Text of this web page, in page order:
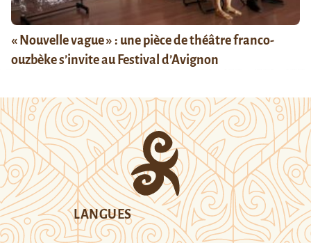
« Nouvelle vague » : une pièce de théâtre franco-
ouzbèke s’invite au Festival d’Avignon
LANGUES